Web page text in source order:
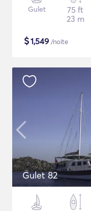
Gulet
75 ft
23 m
$1,549 /noite
Gulet 82